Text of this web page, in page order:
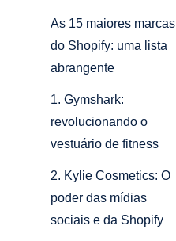
As 15 maiores marcas
do Shopify: uma lista
abrangente
1. Gymshark:
revolucionando o
vestuário de fitness
2. Kylie Cosmetics: O
poder das mídias
sociais e da Shopify